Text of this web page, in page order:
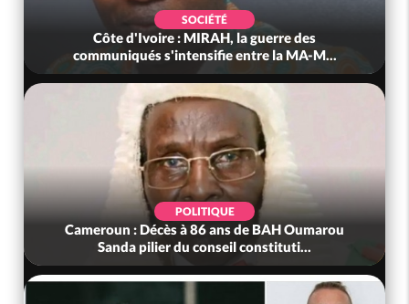
SOCIÉTÉ
Côte d'Ivoire : MIRAH, la guerre des
communiqués s'intensifie entre la MA-M...
POLITIQUE
Cameroun : Décès à 86 ans de BAH Oumarou
Sanda pilier du conseil constituti...